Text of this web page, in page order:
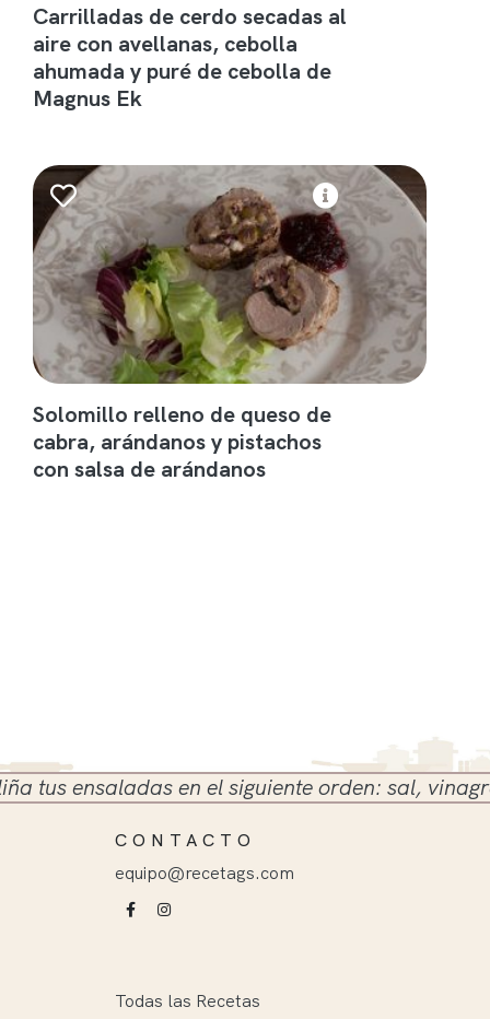
Carrilladas de cerdo secadas al
aire con avellanas, cebolla
ahumada y puré de cebolla de
Magnus Ek
Solomillo relleno de queso de
cabra, arándanos y pistachos
con salsa de arándanos
ensaladas en el siguiente orden: sal, vinagre y
CONTACTO
equipo@recetags.com
Todas las Recetas